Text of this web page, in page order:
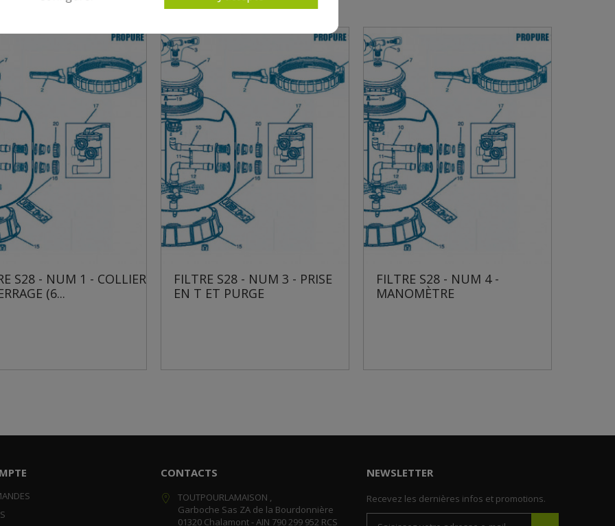
FILTRE S28 - NUM 3 - PRISE
EN T ET PURGE
FILTRE S28 - NUM 4 -
MANOMÈTRE
FILTRE S28 - NUM 7 -
COUVERCLE
CONTACTS
TOUTPOURLAMAISON ,
Garboche Sas ZA de la Bourdonnière
01320 Chalamont - AIN 790 299 952 RCS
NEWSLETTER
Recevez les dernières infos et promotions.